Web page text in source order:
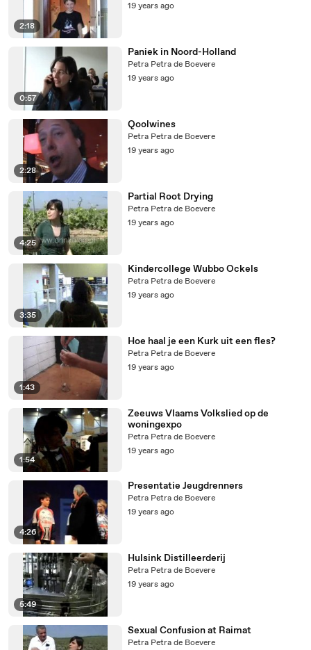
2:18
19 years ago
0:57
Paniek in Noord-Holland
Petra Petra de Boevere
19 years ago
2:28
Qoolwines
Petra Petra de Boevere
19 years ago
4:25
Partial Root Drying
Petra Petra de Boevere
19 years ago
3:35
Kindercollege Wubbo Ockels
Petra Petra de Boevere
19 years ago
1:43
Hoe haal je een Kurk uit een fles?
Petra Petra de Boevere
19 years ago
1:54
Zeeuws Vlaams Volkslied op de
woningexpo
Petra Petra de Boevere
19 years ago
4:26
Presentatie Jeugdrenners
Petra Petra de Boevere
19 years ago
5:49
Hulsink Distilleerderij
Petra Petra de Boevere
19 years ago
Sexual Confusion at Raimat
Petra Petra de Boevere